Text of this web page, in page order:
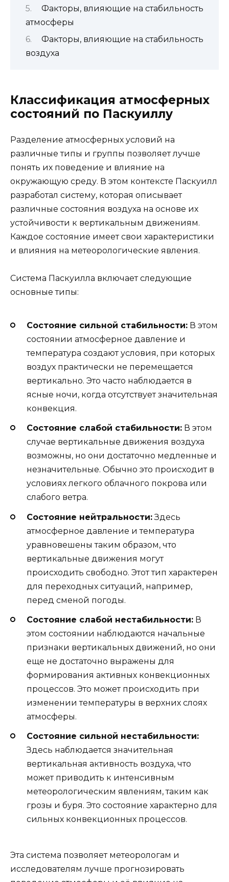
Факторы, влияющие на стабильность
атмосферы
Факторы, влияющие на стабильность
воздуха
Классификация атмосферных
состояний по Паскуиллу
Разделение атмосферных условий на
различные типы и группы позволяет лучше
понять их поведение и влияние на
окружающую среду. В этом контексте Паскуилл
разработал систему, которая описывает
различные состояния воздуха на основе их
устойчивости к вертикальным движениям.
Каждое состояние имеет свои характеристики
и влияния на метеорологические явления.
Система Паскуилла включает следующие
основные типы:
Состояние сильной стабильности: В этом
состоянии атмосферное давление и
температура создают условия, при которых
воздух практически не перемещается
вертикально. Это часто наблюдается в
ясные ночи, когда отсутствует значительная
конвекция.
Состояние слабой стабильности: В этом
случае вертикальные движения воздуха
возможны, но они достаточно медленные и
незначительные. Обычно это происходит в
условиях легкого облачного покрова или
слабого ветра.
Состояние нейтральности:Здесь
атмосферное давление и температура
уравновешены таким образом, что
вертикальные движения могут
происходить свободно. Этот тип характерен
для переходных ситуаций, например,
перед сменой погоды.
Состояние слабой нестабильности: В
этом состоянии наблюдаются начальные
признаки вертикальных движений, но они
еще не достаточно выражены для
формирования активных конвекционных
процессов. Это может происходить при
изменении температуры в верхних слоях
атмосферы.
Состояние сильной нестабильности:
Здесь наблюдается значительная
вертикальная активность воздуха, что
может приводить к интенсивным
метеорологическим явлениям, таким как
грозы и буря. Это состояние характерно для
сильных конвекционных процессов.
Эта система позволяет метеорологам и
исследователям лучше прогнозировать